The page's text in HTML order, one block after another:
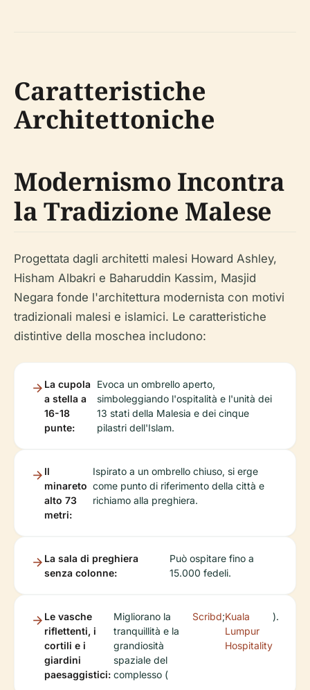
Caratteristiche
Architettoniche
Modernismo Incontra
la Tradizione Malese
Progettata dagli architetti malesi Howard Ashley,
Hisham Albakri e Baharuddin Kassim, Masjid
Negara fonde l'architettura modernista con motivi
tradizionali malesi e islamici. Le caratteristiche
distintive della moschea includono:
La cupola
a stella a
16-18
punte:
Evoca un ombrello aperto,
simboleggiando l'ospitalità e l'unità dei
13 stati della Malesia e dei cinque
pilastri dell'Islam.
Il
minareto
alto 73
metri:
Ispirato a un ombrello chiuso, si erge
come punto di riferimento della città e
richiamo alla preghiera.
La sala di preghiera
senza colonne:
Può ospitare fino a
15.000 fedeli.
Le vasche
riflettenti, i
cortili e i
giardini
paesaggistici:
Migliorano la
tranquillità e la
grandiosità
spaziale del
complesso (
Scribd;Kuala
Lumpur
Hospitality
).